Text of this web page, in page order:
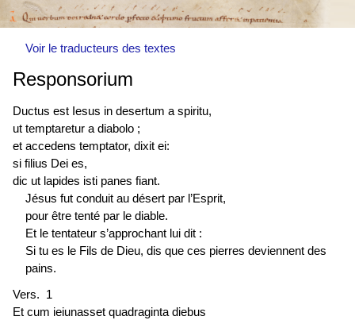
Voir le traducteurs des textes
Responsorium
Ductus est Iesus in desertum a spiritu,
ut temptaretur a diabolo ;
et accedens temptator, dixit ei:
si filius Dei es,
dic ut lapides isti panes fiant.
Jésus fut conduit au désert par l’Esprit,
pour être tenté par le diable.
Et le tentateur s’approchant lui dit :
Si tu es le Fils de Dieu, dis que ces pierres deviennent des
pains.
Vers. 1
Et cum ieiunasset quadraginta diebus